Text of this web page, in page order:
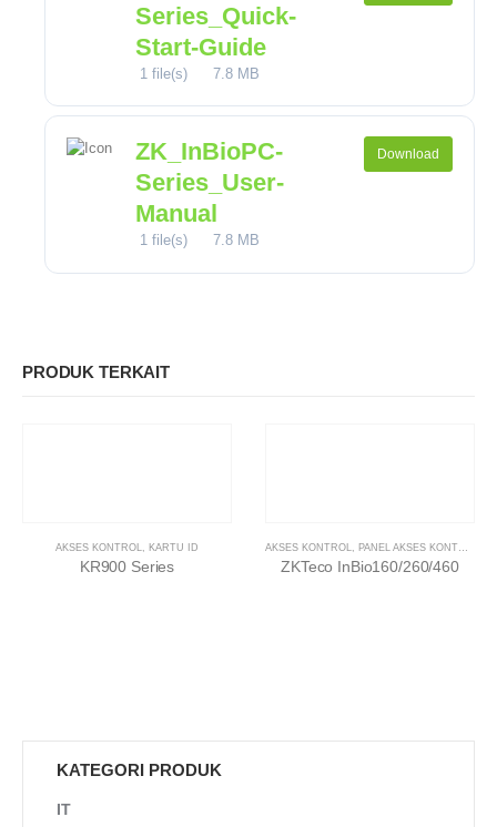
Series_Quick-
Start-Guide
1 file(s) 7.8 MB
ZK_InBioPC-
Series_User-
Manual
1 file(s) 7.8 MB
Download
PRODUK TERKAIT
AKSES KONTROL KARTU ID
KR900 Series
AKSES KONTROL PANEL AKSES KONTROL
ZKTeco InBio160/260/460
KATEGORI PRODUK
IT